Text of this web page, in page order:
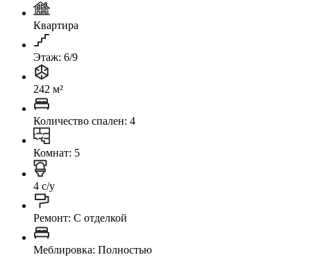
Квартира
Этаж: 6/9
242 м²
Количество спален: 4
Комнат: 5
4 с/у
Ремонт: C отделкой
Меблировка: Полностью